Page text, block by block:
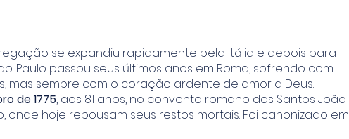
se expandiu rapidamente pela Itália e depois para
Paulo passou seus últimos anos em Roma, sofrendo com
mas sempre com o coração ardente de amor a Deus.
de 1775, aos 81 anos, no convento romano dos Santos João
onde hoje repousam seus restos mortais. Foi canonizado em